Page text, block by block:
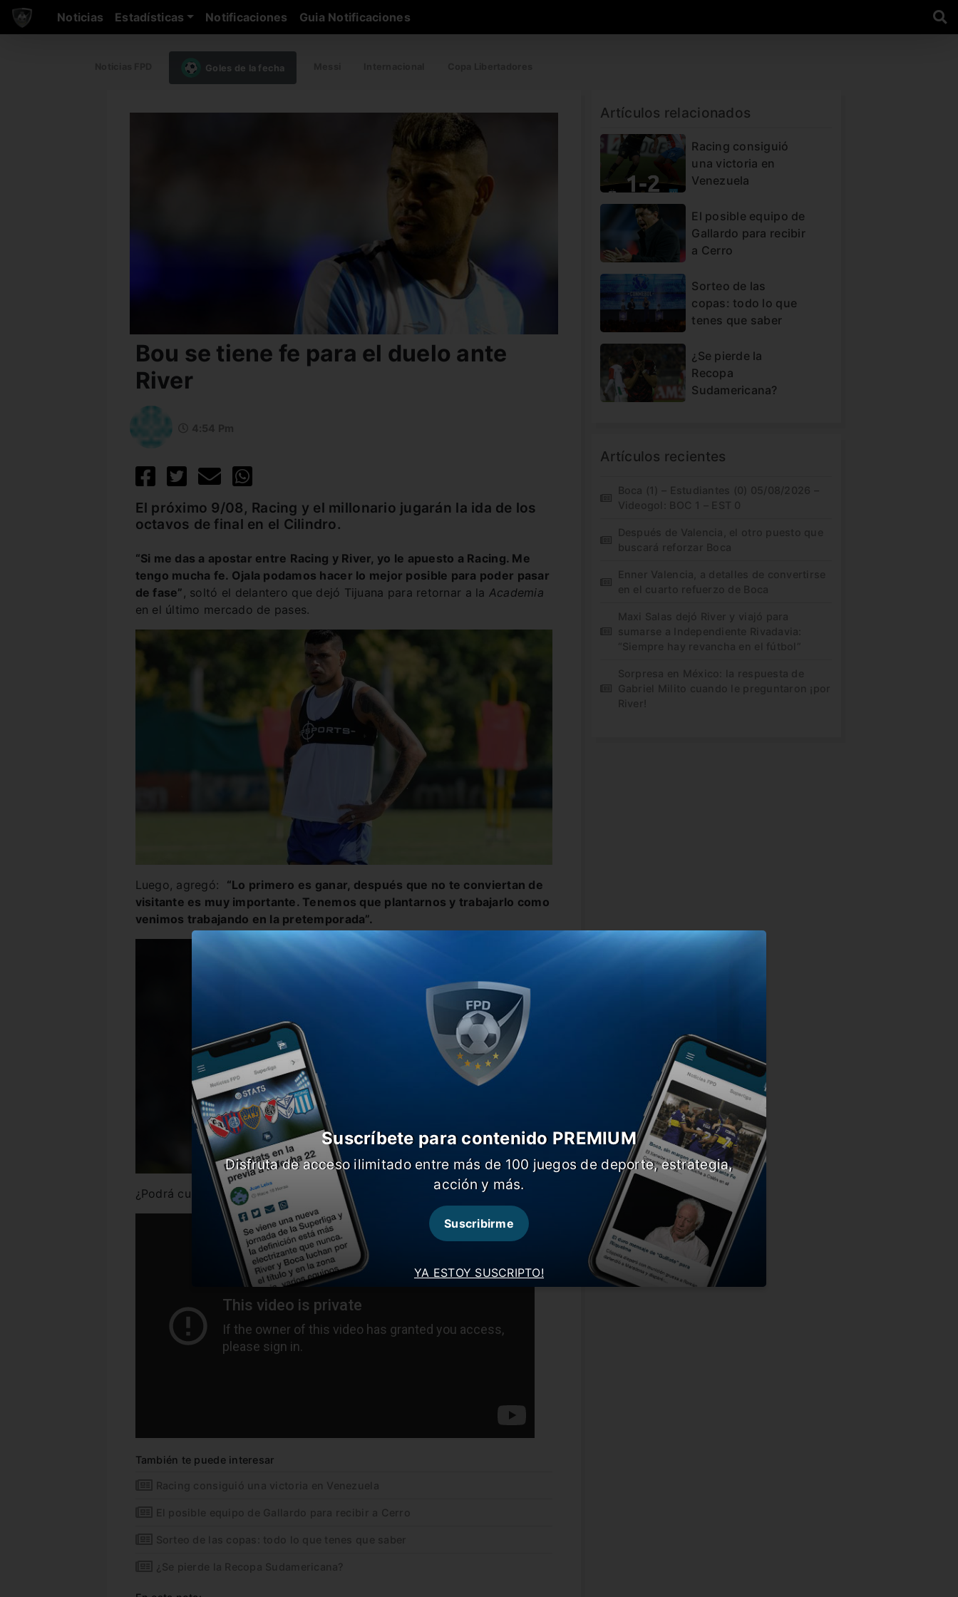
Noticias Estadísticas Notificaciones Guia Notificaciones
Goles de la fecha
Bou se tiene fe para el duelo ante
River
El próximo 9/08, Racing y el millonario jugarán la ida de los
octavos de final en el Cilindro.
“Si me das a apostar entre Racing y River, yo le apuesto a Racing. Me
tengo mucha fe. Ojala podamos hacer lo mejor posible para poder pasar
de fase” , soltó el delantero que dejó Tijuana para retornar a la Academia
en el último mercado de pases.
Luego, agregó: “Lo primero es ganar, después que no te conviertan de
visitante es muy importante. Tenemos que plantarnos y trabajarlo como
venimos trabajando en la pretemporada”.
¿Podrá cumplir la ley del ex en octavos?
También te puede interesar
Racing consiguió una victoria en Venezuela
El posible equipo de Gallardo para recibir a Cerro
Sorteo de las copas: todo lo que tenes que saber
¿Se pierde la Recopa Sudamericana?
Artículos relacionados
Racing consiguió
una victoria en
Venezuela
El posible equipo de
Gallardo para recibir
a Cerro
Sorteo de las
copas: todo lo que
tenes que saber
¿Se pierde la
Recopa
Sudamericana?
Artículos recientes
Boca (1) – Estudiantes (0) 05/08/2026 –
Videogol: BOC 1 – EST 0
Después de Valencia, el otro puesto que
buscará reforzar Boca
Enner Valencia, a detalles de convertirse
en el cuarto refuerzo de Boca
Maxi Salas dejó River y viajó para
sumarse a Independiente Rivadavia:
“Siempre hay revancha en el fútbol”
Sorpresa en México: la respuesta de
Gabriel Milito cuando le preguntaron ¡por
River!
YA ESTOY SUSCRIPTO!
Suscríbete para contenido PREMIUM
Disfruta de acceso ilimitado entre más de 100 juegos de deporte, estrategia,
acción y más.
Suscribirme